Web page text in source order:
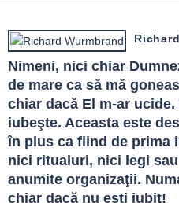
Nimeni, nici chiar
de mare ca să mă
chiar dacă El m-ar
iubeşte. Aceasta este
în plus ca fiind de prima
nici ritualuri, nici legi
anumite organizaţii.
chiar dacă nu eşti iubit!